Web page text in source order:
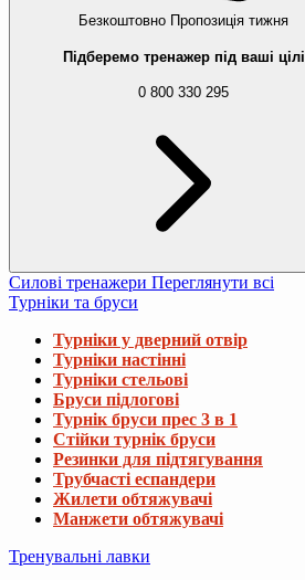
Безкоштовно Пропозиція тижня
Підберемо тренажер під ваші цілі
0 800 330 295
Силові тренажери Переглянути всі
Турніки та бруси
Турніки у дверний отвір
Турніки настінні
Турніки стельові
Бруси підлогові
Турнік бруси прес 3 в 1
Стійки турнік бруси
Резинки для підтягування
Трубчасті еспандери
Жилети обтяжувачі
Манжети обтяжувачі
Тренувальні лавки